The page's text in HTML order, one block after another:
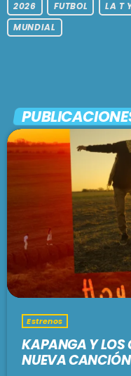
2026 FUTBOL LA T
MUNDIAL
Estrenos
KAPANGA Y LOS
NUEVA CANCIÓN